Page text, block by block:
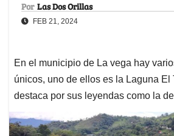
Por Las Dos Orillas
FEB 21, 2024
En el municipio de La vega hay
únicos, uno de ellos es la Laguna El
destaca por sus leyendas como la